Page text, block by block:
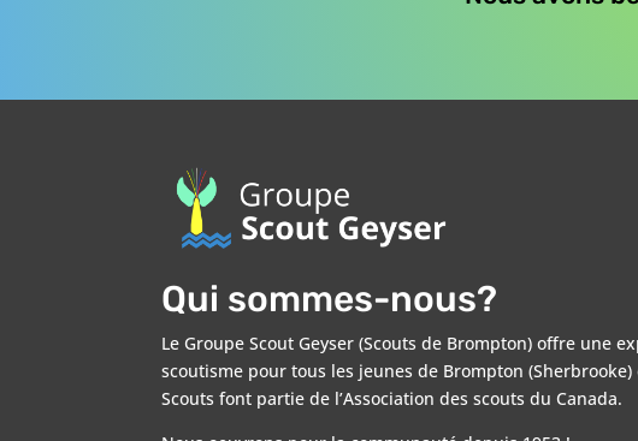
Qui sommes-nous?
Le Groupe Scout Geyser (Scouts de Brompton) offre une
scoutisme pour tous les jeunes de Brompton (Sherbrooke)
Scouts font partie de l’Association des scouts du Canada.